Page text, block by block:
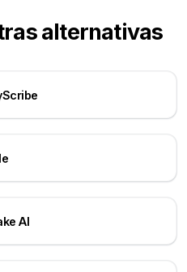
alternativas
AI